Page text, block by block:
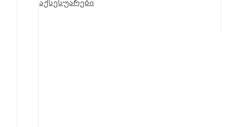
აქსესუარები